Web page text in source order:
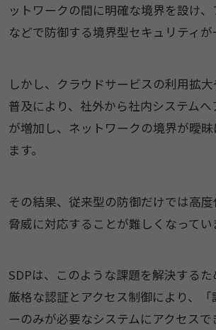
ットワークの間に明確な境界を設け
などで防御する境界型セキュリティが
しかし、クラウドサービスの利用拡
普及により、社外から社内システム
が増加し、ネットワークの境界が曖
ます。
その結果、従来型の防御だけでは高
脅威に対応することが難しくなってい
SDPは、このような課題を解決するた
厳格な認証とアクセス制御により、
ーのみが必要なシステムにアクセス